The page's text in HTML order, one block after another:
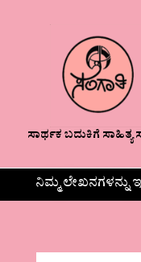
ಸಾರ್ಥಕ ಬದುಕಿಗೆ ಸಾಹಿತ್ಯ
ನಿಮ್ಮ